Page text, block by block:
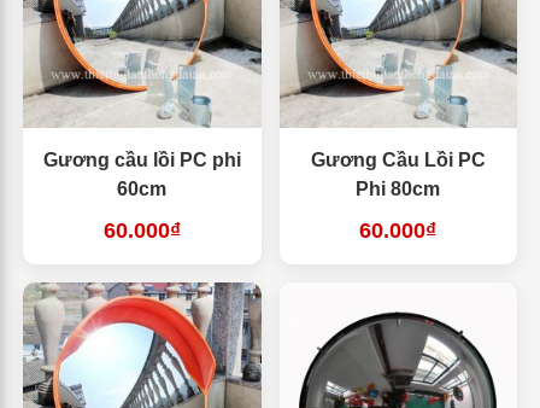
Gương cầu lồi PC phi
60cm
60.000₫
Gương Cầu Lồi PC
Phi 80cm
60.000₫